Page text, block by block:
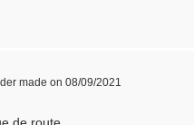
made on 08/09/2021